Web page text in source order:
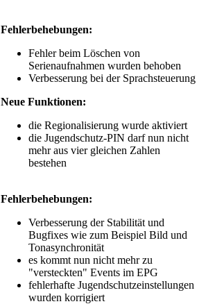
Fehlerbehebungen:
Fehler beim Löschen von
Serienaufnahmen wurden behoben
Verbesserung bei der Sprachsteuerung
Neue Funktionen:
die Regionalisierung wurde aktiviert
die Jugendschutz-PIN darf nun nicht
mehr aus vier gleichen Zahlen
bestehen
Fehlerbehebungen:
Verbesserung der Stabilität und
Bugfixes wie zum Beispiel Bild und
Tonasynchronität
es kommt nun nicht mehr zu
"versteckten" Events im EPG
fehlerhafte Jugendschutzeinstellungen
wurden korrigiert